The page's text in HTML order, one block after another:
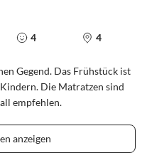
4 4
Gegend. Das Frühstück ist
Die Matratzen sind
empfehlen.
anzeigen